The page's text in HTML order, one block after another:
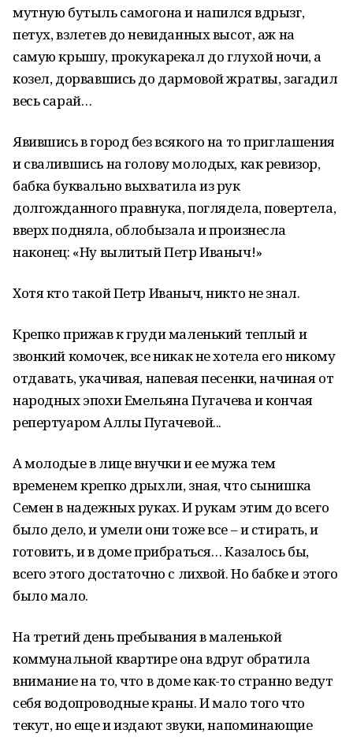
мутную бутыль самогона и напился вдрызг,
петух, взлетев до невиданных высот, аж на
самую крышу, прокукарекал до глухой ночи, а
козел, дорвавшись до дармовой жратвы, загадил
весь сарай…
Явившись в город без всякого на то приглашения
и свалившись на голову молодых, как ревизор,
бабка буквально выхватила из рук
долгожданного правнука, поглядела, повертела,
вверх подняла, облобызала и произнесла
наконец: «Ну вылитый Петр Иваныч!»
Хотя кто такой Петр Иваныч, никто не знал.
Крепко прижав к груди маленький теплый и
звонкий комочек, все никак не хотела его никому
отдавать, укачивая, напевая песенки, начиная от
народных эпохи Емельяна Пугачева и кончая
репертуаром Аллы Пугачевой...
А молодые в лице внучки и ее мужа тем
временем крепко дрыхли, зная, что сынишка
Семен в надежных руках. И рукам этим до всего
было дело, и умели они тоже все – и стирать, и
готовить, и в доме прибраться… Казалось бы,
всего этого достаточно с лихвой. Но бабке и этого
было мало.
На третий день пребывания в маленькой
коммунальной квартире она вдруг обратила
внимание на то, что в доме как-то странно ведут
себя водопроводные краны. И мало того что
текут, но еще и издают звуки, напоминающие